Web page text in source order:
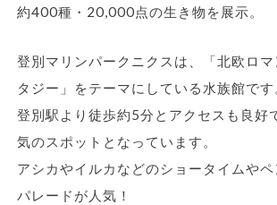
約400種・20,000点の生き物を展示。
登別マリンパークニクスは、「北欧ロ
タジー」をテーマにしている水族館です
登別駅より徒歩約5分とアクセスも良好
気のスポットとなっています。
アシカやイルカなどのショータイムや
パレードが人気！